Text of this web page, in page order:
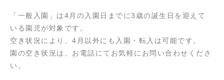
「一般入園」は4月の入園日までに3歳の誕生日を迎えて
いる園児が対象です。
空き状況により、4月以外にも入園・転入は可能です。
園の空き状況は、お電話にてお気軽にお問い合わせくださ
い。